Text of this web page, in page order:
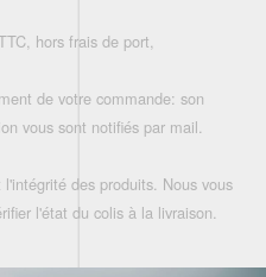
hors frais de port,
de votre commande: son
vous sont notifiés par mail.
des produits. Nous vous
l'état du colis à la livraison.